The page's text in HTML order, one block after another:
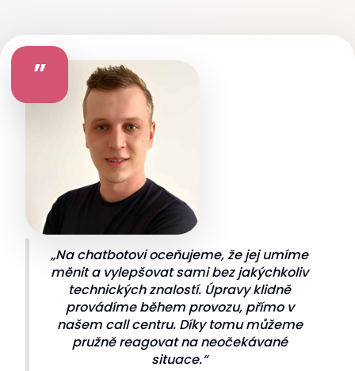
”
„Na chatbotovi oceňujeme, že jej umíme
měnit a vylepšovat sami bez jakýchkoliv
technických znalostí. Úpravy klidně
provádíme během provozu, přímo v
našem call centru. Díky tomu můžeme
pružně reagovat na neočekávané
situace.“